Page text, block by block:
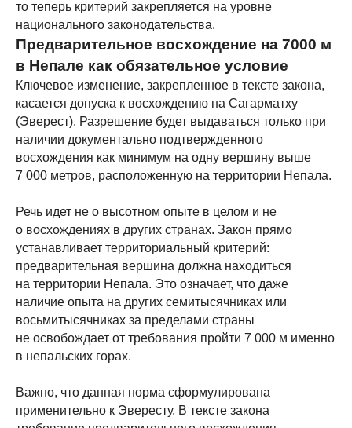
то теперь критерий закрепляется на уровне
национального законодательства.
Предварительное восхождение на 7000 м
в Непале как обязательное условие
Ключевое изменение, закрепленное в тексте закона,
касается допуска к восхождению на Сагарматху
(Эверест). Разрешение будет выдаваться только при
наличии документально подтвержденного
восхождения как минимум на одну вершину выше
7 000 метров, расположенную на территории Непала.
Речь идет не о высотном опыте в целом и не
о восхождениях в других странах. Закон прямо
устанавливает территориальный критерий:
предварительная вершина должна находиться
на территории Непала. Это означает, что даже
наличие опыта на других семитысячниках или
восьмитысячниках за пределами страны
не освобождает от требования пройти 7 000 м именно
в непальских горах.
Важно, что данная норма сформулирована
применительно к Эвересту. В тексте закона